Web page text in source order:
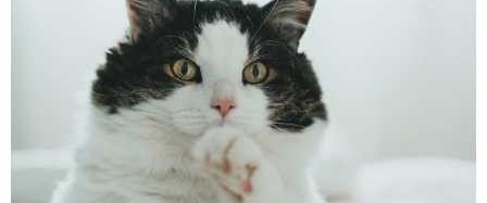
معها تشخيص الطبيب […]